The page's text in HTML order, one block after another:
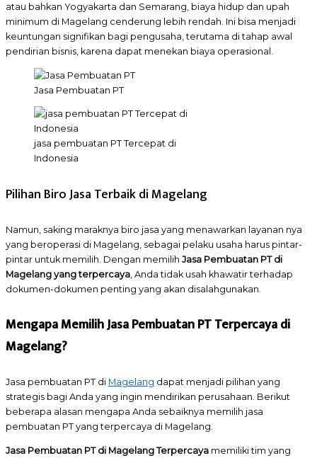
atau bahkan Yogyakarta dan Semarang, biaya hidup dan upah
minimum di Magelang cenderung lebih rendah. Ini bisa menjadi
keuntungan signifikan bagi pengusaha, terutama di tahap awal
pendirian bisnis, karena dapat menekan biaya operasional.
Jasa Pembuatan PT
jasa pembuatan PT Tercepat di
Indonesia
Pilihan Biro Jasa Terbaik di Magelang
Namun, saking maraknya biro jasa yang menawarkan layanan nya
yang beroperasi di Magelang, sebagai pelaku usaha harus pintar-
pintar untuk memilih. Dengan memilih Jasa Pembuatan PT di
Magelang yang terpercaya , Anda tidak usah khawatir terhadap
dokumen-dokumen penting yang akan disalahgunakan.
Mengapa Memilih Jasa Pembuatan PT Terpercaya di
Magelang?
Jasa pembuatan PT di Magelang dapat menjadi pilihan yang
strategis bagi Anda yang ingin mendirikan perusahaan. Berikut
beberapa alasan mengapa Anda sebaiknya memilih jasa
pembuatan PT yang terpercaya di Magelang.
Jasa Pembuatan PT di Magelang Terpercaya memiliki tim yang